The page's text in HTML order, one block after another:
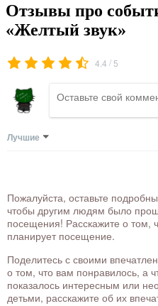
Отзывы про
«Желтый звук»
4.4 / 5
Лучшие
Пожалуйста, оставьте
чтобы другим людям было
посещения! Расскажите о том,
планирует посещение.
Поделитесь с своими
о том, что вам понравилось, а
показалось интересным или
детьми, расскажите об их